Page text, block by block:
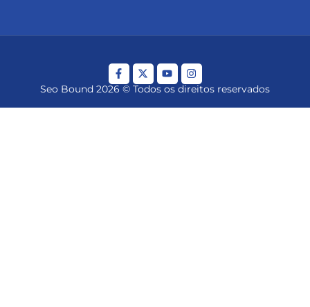
Seo Bound 2026 © Todos os direitos reservados